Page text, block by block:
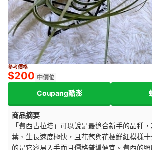
參考價格
$200 中價位
Coupang酷澎
商品摘要
「費西古拉塔」可以說是最適合新手的品種
葉、生長速度極快，且花苞與花梗鮮紅模樣
的是它容易入手而且價格普遍便宜。費西的